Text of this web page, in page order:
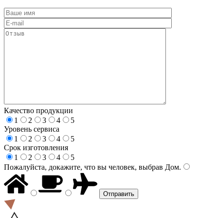
Качество продукции
1
2 3 4
5
Уровень сервиса
1
2 3 4
5
Срок изготовления
1
2 3 4
5
Пожалуйста, докажите, что вы человек, выбрав Дом.